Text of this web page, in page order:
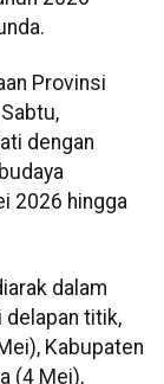
Provinsi
dengan
2026 hingga
dalam
delapan titik,
Kabupaten
(4 Mei),